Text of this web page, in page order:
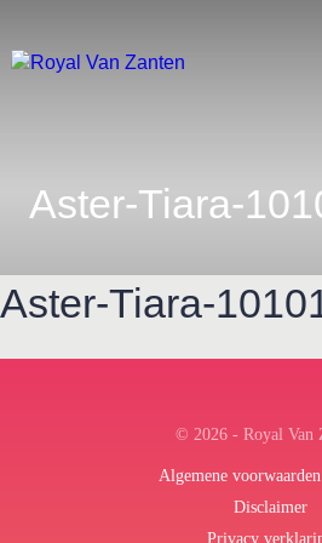
Aster-Tiara-
Aster-Tiara-
© 2026 - Royal Van
Algemene
Disclaimer
Privacy